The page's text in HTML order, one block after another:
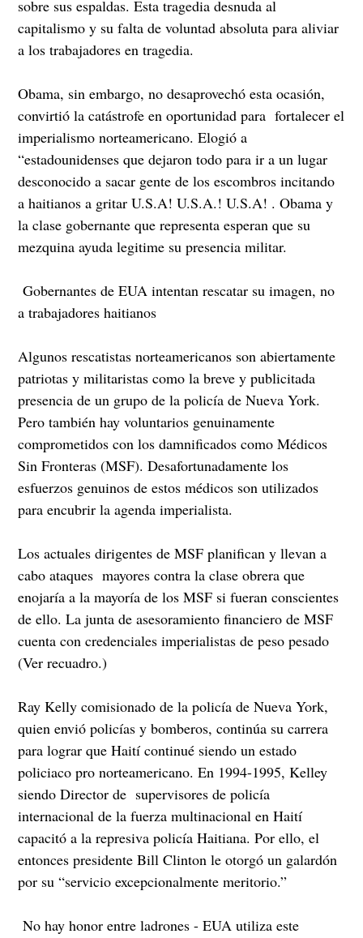
sobre sus espaldas. Esta tragedia desnuda al
capitalismo y su falta de voluntad absoluta para aliviar
a los trabajadores en tragedia.
Obama, sin embargo, no desaprovechó esta ocasión,
convirtió la catástrofe en oportunidad para fortalecer el
imperialismo norteamericano. Elogió a
“estadounidenses que dejaron todo para ir a un lugar
desconocido a sacar gente de los escombros incitando
a haitianos a gritar U.S.A! U.S.A.! U.S.A! . Obama y
la clase gobernante que representa esperan que su
mezquina ayuda legitime su presencia militar.
Gobernantes de EUA intentan rescatar su imagen, no
a trabajadores haitianos
Algunos rescatistas norteamericanos sonabiertamente
patriotas y militaristas como la breve y publicitada
presencia de un grupo de la policía de Nueva York.
Pero también hay voluntarios genuinamente
comprometidos con los damnificados como Médicos
Sin Fronteras (MSF). Desafortunadamente los
esfuerzos genuinos de estos médicos son utilizados
para encubrir la agenda imperialista.
Los actuales dirigentes de MSF planifican y llevan a
cabo ataques mayores contra la clase obrera que
enojaría a la mayoría de los MSF si fueran conscientes
de ello. La junta de asesoramiento financiero de MSF
cuenta con credenciales imperialistas de peso pesado
(Ver recuadro.)
Ray Kelly comisionado de la policía de Nueva York,
quien envió policías y bomberos, continúa su carrera
para lograr que Haití continué siendo un estado
policiaco pro norteamericano. En 1994-1995, Kelley
siendo Director de supervisores de policía
internacional de la fuerza multinacional en Haití
capacitó a la represiva policía Haitiana. Por ello, el
entonces presidente Bill Clinton le otorgó un galardón
por su “servicio excepcionalmente meritorio.”
No hay honor entre ladrones - EUA utiliza este